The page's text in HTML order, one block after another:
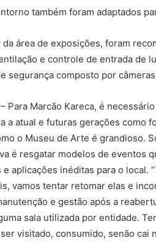
também foram adaptados
área de exposições, foram
e controle de entrada de
segurança composto por
– Para Marcão Kareca, é
a atual e futuras gerações como
o Museu de Arte é grandioso.
é resgatar modelos de eventos
aplicações inéditas para o local.
vamos tentar retomar elas e
e gestão após a
sala utilizada por entidade.
visitado, consumido, senão cai